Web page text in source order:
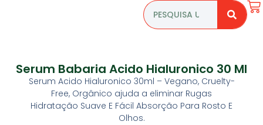
Serum Babaria Acido Hialuronico 30 Ml
Serum Acido Hialuronico 30ml – Vegano, Cruelty-
Free, Orgânico ajuda a eliminar Rugas
Hidratação Suave E Fácil Absorção Para Rosto E
Olhos.